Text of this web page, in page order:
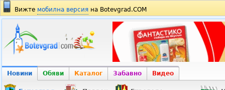
Вижте мобилна версия на Botevgrad.COM
Новини Обяви Каталог Забавно Видео